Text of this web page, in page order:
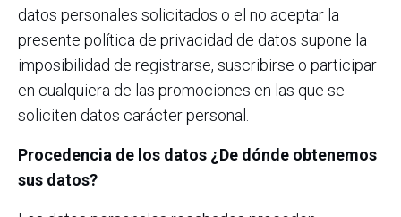
datos personales solicitados o el no aceptar la
presente política de privacidad de datos supone la
imposibilidad de registrarse, suscribirse o participar
en cualquiera de las promociones en las que se
soliciten datos carácter personal.
Procedencia de los datos ¿De dónde obtenemos
sus datos?